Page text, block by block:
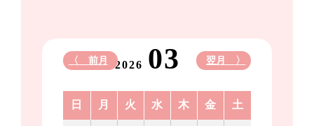
2026 03
〈 前月 翌月 〉
日 月 火 水 木 金 土